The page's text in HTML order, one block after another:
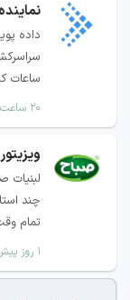
داده
ساعات
۲۰ ساعت پیش
لبنیات
چند
تمام
۱ روز پیش